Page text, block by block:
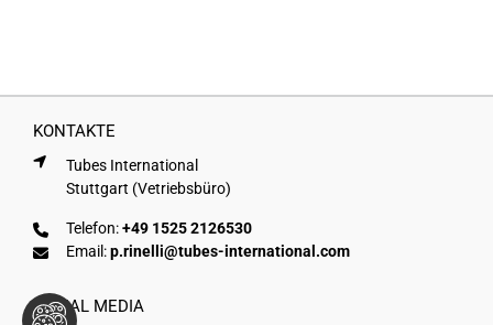
KONTAKTE
Tubes International
Stuttgart (Vetriebsbüro)
Telefon:+49 1525 2126530
Email:p.rinelli@tubes-international.com
SOCIAL MEDIA